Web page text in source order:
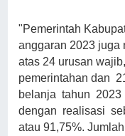
"Pemerintah
anggaran 2023 juga
atas 24 urusan
pemerintahan dan
belanja tahun 2023
dengan realisasi
atau 91,75%.